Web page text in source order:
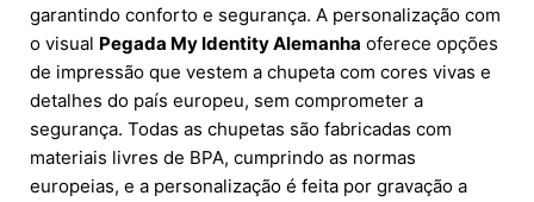
garantindo conforto e segurança. A personalização com
o visual Pegada My Identity Alemanha oferece opções
de impressão que vestem a chupeta com cores vivas e
detalhes do país europeu, sem comprometer a
segurança. Todas as chupetas são fabricadas com
materiais livres de BPA, cumprindo as normas
europeias, e a personalização é feita por gravação a